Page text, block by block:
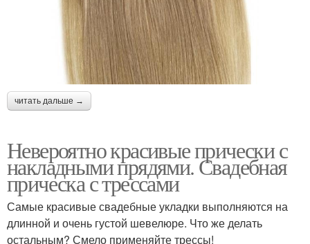
читать дальше →
Невероятно красивые прически с
накладными прядями. Свадебная
прическа с трессами
Самые красивые свадебные укладки выполняются на
длинной и очень густой шевелюре. Что же делать
остальным? Смело применяйте трессы!